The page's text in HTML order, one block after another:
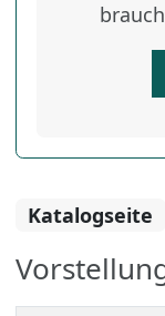
Katalogseite